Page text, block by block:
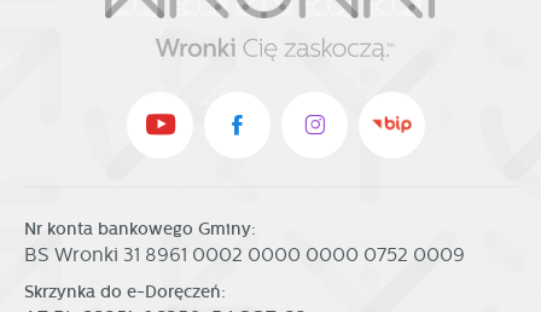
Nr konta bankowego Gminy:
BS Wronki 31 8961 0002 0000 0000 0752 0009
Skrzynka do e-Doręczeń: